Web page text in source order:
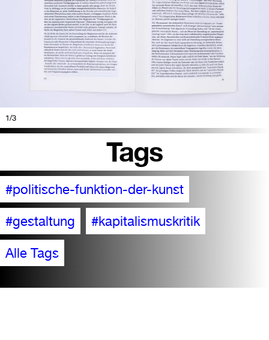
1/3
Tags
#politische-funktion-der-kunst
#gestaltung #kapitalismuskritik
Alle Tags